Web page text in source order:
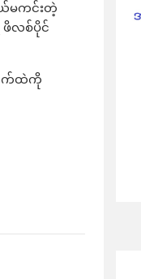
မကင်းတဲ့
ဖိလစ်ပိုင်
နက်ထဲကို